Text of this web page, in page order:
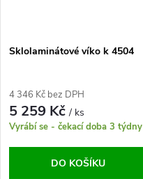
Sklolaminátové víko k 4504
4 346 Kč bez DPH
5 259 Kč/ ks
Vyrábí se - čekací doba 3 týdny
DO KOŠÍKU